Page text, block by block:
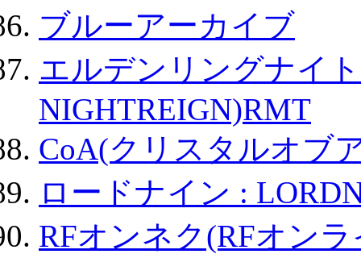
ブルーアーカイブ
エルデンリングナイ
NIGHTREIGN)RMT
CoA(クリスタルオブ
ロードナイン :
RFオンネク(RFオン